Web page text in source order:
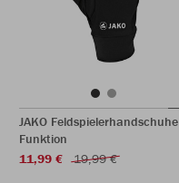
JAKO Feldspielerhandschuhe
Funktion
11,99 €
19,99 €